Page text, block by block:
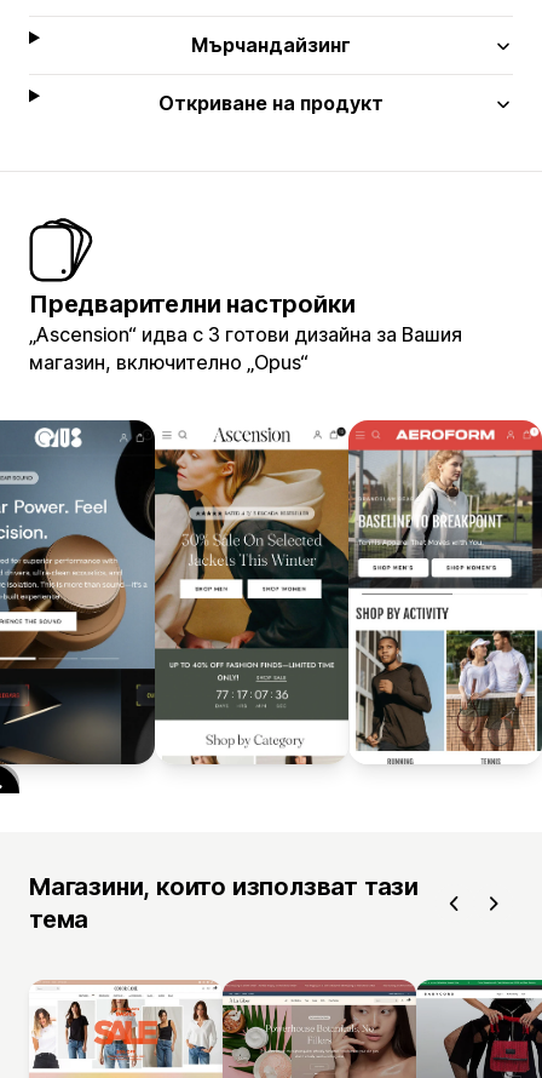
Мърчандайзинг
Откриване на продукт
Предварителни настройки
„Ascension“ идва с 3 готови дизайна за Вашия
магазин, включително „Opus“
Магазини, които използват тази
тема